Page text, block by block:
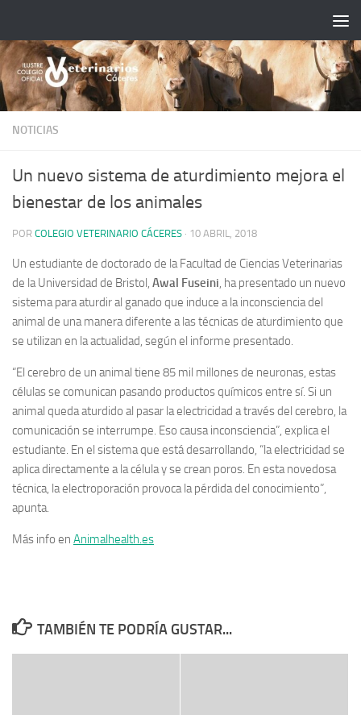
NOTICIAS
Un nuevo sistema de aturdimiento mejora el
bienestar de los animales
POR COLEGIO VETERINARIO CÁCERES · 10 ABRIL, 2018
Un estudiante de doctorado de la Facultad de Ciencias Veterinarias
de la Universidad de Bristol, Awal Fuseini , ha presentado un nuevo
sistema para aturdir al ganado que induce a la inconsciencia del
animal de una manera diferente a las técnicas de aturdimiento que
se utilizan en la actualidad, según el informe presentado.
“El cerebro de un animal tiene 85 mil millones de neuronas, estas
células se comunican pasando productos químicos entre sí. Si un
animal queda aturdido al pasar la electricidad a través del cerebro, la
comunicación se interrumpe. Eso causa inconsciencia”, explica el
estudiante. En el sistema que está desarrollando, “la electricidad se
aplica directamente a la célula y se crean poros. En esta novedosa
técnica, la electroporación provoca la pérdida del conocimiento”,
apunta.
Más info en Animalhealth.es
TAMBIÉN TE PODRÍA GUSTAR...